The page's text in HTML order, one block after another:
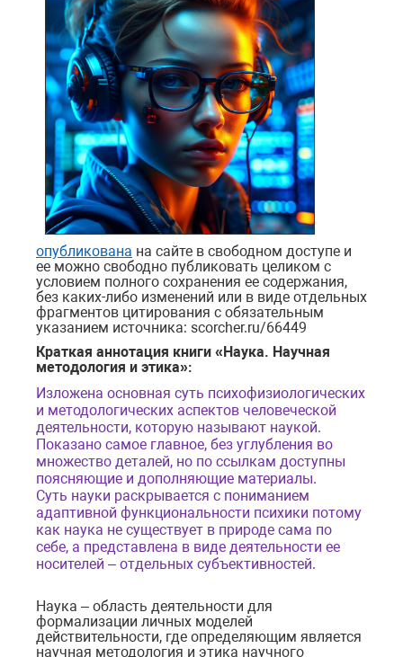
опубликована на сайте в свободном доступе и
ее можно свободно публиковать целиком с
условием полного сохранения ее содержания,
без каких-либо изменений или в виде отдельных
фрагментов цитирования с обязательным
указанием источника: scorcher.ru/66449
Краткая аннотация книги «Наука. Научная
методология и этика»:
Изложена основная суть психофизиологических
и методологических аспектов человеческой
деятельности, которую называют наукой.
Показано самое главное, без углубления во
множество деталей, но по ссылкам доступны
поясняющие и дополняющие материалы.
Суть науки раскрывается с пониманием
адаптивной функциональности психики потому
как наука не существует в природе сама по
себе, а представлена в виде деятельности ее
носителей – отдельных субъективностей.
Наука – область деятельности для
формализации личных моделей
действительности, где определяющим является
научная методология и этика научного